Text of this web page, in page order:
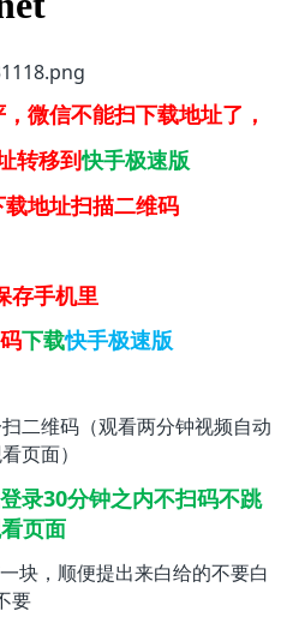
不能扫下载地址了，
移到快手极速版
扫描二维码
存手机里
下载快手极速版
二维码（观看两分钟视频自动
页面）
录30分钟之内不扫码不跳
页面
，顺便提出来白给的不要白
要